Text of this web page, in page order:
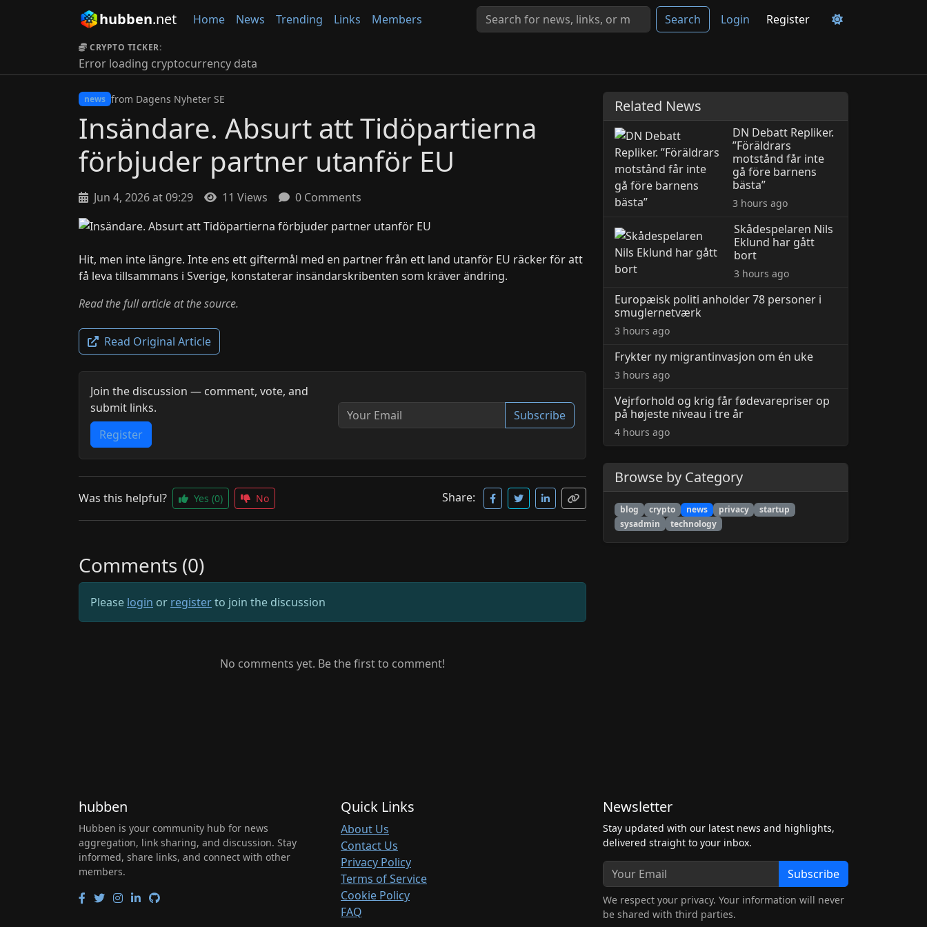
hubben.net Home News Trending Links Members Search Login Register
CRYPTO TICKER:
Error loading cryptocurrency data
news from Dagens Nyheter SE
Insändare. Absurt att Tidöpartierna
förbjuder partner utanför EU
Jun 4, 2026 at 09:29 11 Views 0 Comments
Hit, men inte längre. Inte ens ett giftermål med en partner från ett land utanför EU räcker för att
få leva tillsammans i Sverige, konstaterar insändarskribenten som kräver ändring.
Read the full article at the source.
Read Original Article
Join the discussion — comment, vote, and
submit links.
Register
Subscribe
Was this helpful? Yes (0) No Share:
Comments (0)
Please login or registerto join the discussion
No comments yet. Be the first to comment!
Related News
DN Debatt Repliker.
”Föräldrars
motstånd får inte
gå före barnens
bästa”
3 hours ago
Skådespelaren Nils
Eklund har gått
bort
3 hours ago
Europæisk politi anholder 78 personer i
smuglernetværk
3 hours ago
Frykter ny migrantinvasjon om én uke
3 hours ago
Vejrforhold og krig får fødevarepriser op
på højeste niveau i tre år
4 hours ago
Browse by Category
blog crypto news privacy
startup
sysadmin
technology
hubben
Hubben is your community hub for news
aggregation, link sharing, and discussion. Stay
informed, share links, and connect with other
members.
Quick Links
About Us
Contact Us
Privacy Policy
Terms of Service
Cookie Policy
FAQ
Newsletter
Stay updated with our latest news and highlights,
delivered straight to your inbox.
Subscribe
We respect your privacy. Your information will never
be shared with third parties.